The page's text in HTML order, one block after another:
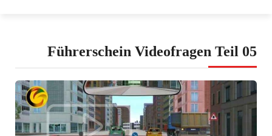
Führerschein Videofragen Teil 05